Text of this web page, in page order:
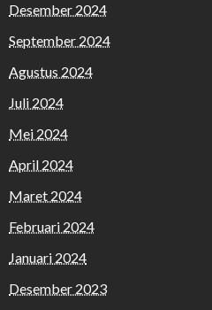
Desember 2024
September 2024
Agustus 2024
Juli 2024
Mei 2024
April 2024
Maret 2024
Februari 2024
Januari 2024
Desember 2023